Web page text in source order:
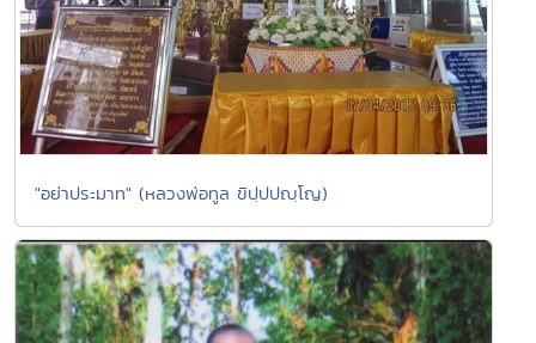
"อย่าประมาท" (หลวงพ่อทูล ขิปฺปปญฺโญ)